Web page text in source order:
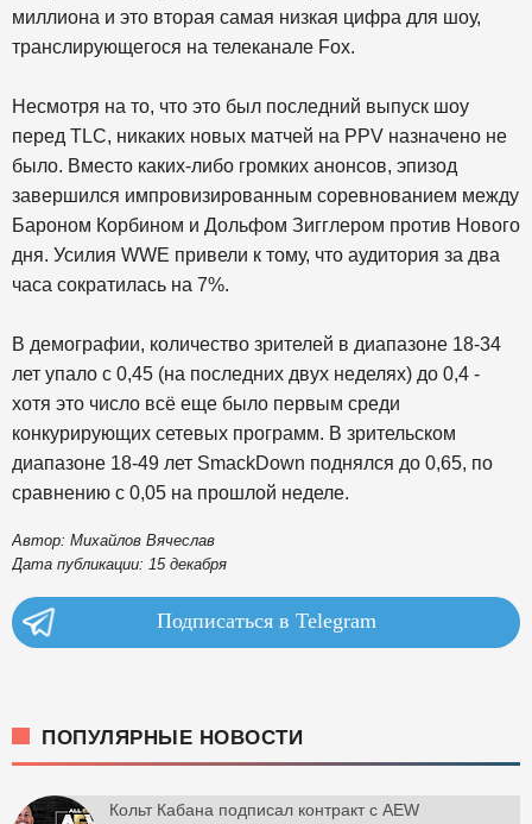
миллиона и это вторая самая низкая цифра для шоу,
транслирующегося на телеканале Fox.
Несмотря на то, что это был последний выпуск шоу
перед TLC, никаких новых матчей на PPV назначено не
было. Вместо каких-либо громких анонсов, эпизод
завершился импровизированным соревнованием между
Бароном Корбином и Дольфом Зигглером против Нового
дня. Усилия WWE привели к тому, что аудитория за два
часа сократилась на 7%.
В демографии, количество зрителей в диапазоне 18-34
лет упало с 0,45 (на последних двух неделях) до 0,4 -
хотя это число всё еще было первым среди
конкурирующих сетевых программ. В зрительском
диапазоне 18-49 лет SmackDown поднялся до 0,65, по
сравнению с 0,05 на прошлой неделе.
Автор: Михайлов Вячеслав
Дата публикации: 15 декабря
Подписаться в Telegram
ПОПУЛЯРНЫЕ НОВОСТИ
Кольт Кабана подписал контракт с AEW